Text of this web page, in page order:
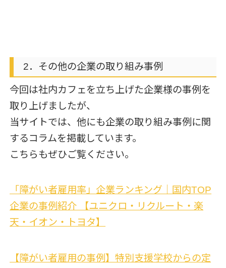
2．その他の企業の取り組み事例
今回は社内カフェを立ち上げた企業様の事例を
取り上げましたが、
当サイトでは、他にも企業の取り組み事例に関
するコラムを掲載しています。
こちらもぜひご覧ください。
「障がい者雇用率」企業ランキング｜国内TOP
企業の事例紹介 【ユニクロ・リクルート・楽
天・イオン・トヨタ】
【障がい者雇用の事例】特別支援学校からの定